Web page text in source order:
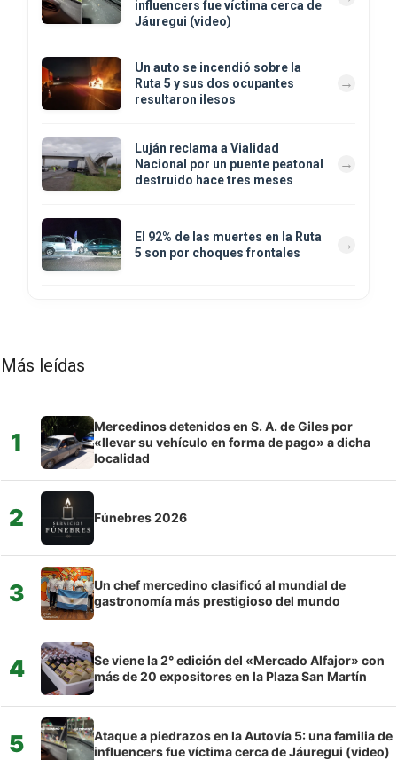
influencers fue víctima cerca de
Jáuregui (video)
Un auto se incendió sobre la
Ruta 5 y sus dos ocupantes
resultaron ilesos
Luján reclama a Vialidad
Nacional por un puente peatonal
destruido hace tres meses
El 92% de las muertes en la Ruta
5 son por choques frontales
Más leídas
1
Mercedinos detenidos en S. A. de Giles por
«llevar su vehículo en forma de pago» a dicha
localidad
2 Fúnebres 2026
3
Un chef mercedino clasificó al mundial de
gastronomía más prestigioso del mundo
4
Se viene la 2° edición del «Mercado Alfajor» con
más de 20 expositores en la Plaza San Martín
5
Ataque a piedrazos en la Autovía 5: una familia de
influencers fue víctima cerca de Jáuregui (video)